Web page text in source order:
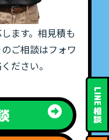
LINE
相
談
ます。相見積も
ご相談はフォワ
ださい。